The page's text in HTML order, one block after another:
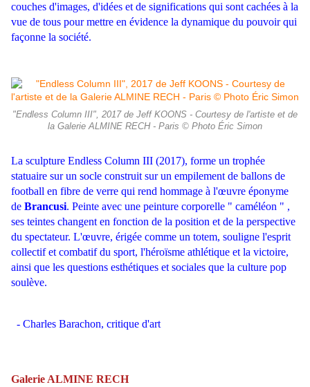
couches d'images, d'idées et de significations qui sont cachées à la
vue de tous pour mettre en évidence la dynamique du pouvoir qui
façonne la société.
"Endless Column III", 2017 de Jeff KOONS - Courtesy de l'artiste et de
la Galerie ALMINE RECH - Paris © Photo Éric Simon
La sculpture Endless Column III (2017), forme un trophée
statuaire sur un socle construit sur un empilement de ballons de
football en fibre de verre qui rend hommage à l'œuvre éponyme
de Brancusi. Peinte avec une peinture corporelle " caméléon " ,
ses teintes changent en fonction de la position et de la perspective
du spectateur. L'œuvre, érigée comme un totem, souligne l'esprit
collectif et combatif du sport, l'héroïsme athlétique et la victoire,
ainsi que les questions esthétiques et sociales que la culture pop
soulève.
- Charles Barachon, critique d'art
Galerie ALMINE RECH